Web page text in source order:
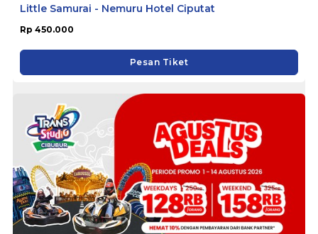
Little Samurai - Nemuru Hotel Ciputat
Rp 450.000
Pesan Tiket